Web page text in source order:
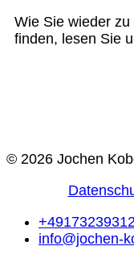
Wie Sie wieder
finden, lesen Sie
© 2026 Jochen
info@jochen-